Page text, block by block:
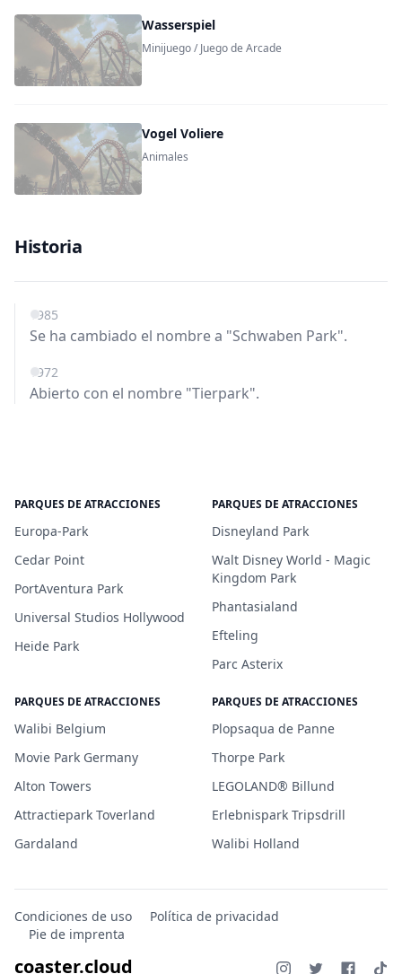
Wasserspiel
Minijuego / Juego de Arcade
Vogel Voliere
Animales
Historia
1985
Se ha cambiado el nombre a "Schwaben Park".
1972
Abierto con el nombre "Tierpark".
PARQUES DE ATRACCIONES
Europa-Park
Cedar Point
PortAventura Park
Universal Studios Hollywood
Heide Park
PARQUES DE ATRACCIONES
Disneyland Park
Walt Disney World - Magic
Kingdom Park
Phantasialand
Efteling
Parc Asterix
PARQUES DE ATRACCIONES
Walibi Belgium
Movie Park Germany
Alton Towers
Attractiepark Toverland
Gardaland
PARQUES DE ATRACCIONES
Plopsaqua de Panne
Thorpe Park
LEGOLAND® Billund
Erlebnispark Tripsdrill
Walibi Holland
Condiciones de uso
Política de privacidad
Pie de imprenta
coaster.cloud